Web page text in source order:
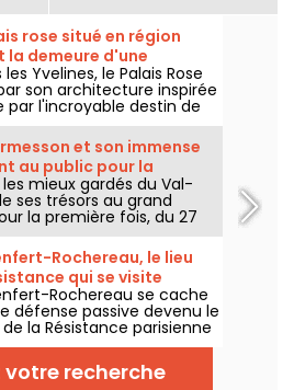
rose situé en région
demeure d'une
de la Belle Epoque
Yvelines, le Palais Rose
son architecture inspirée
par l'incroyable destin de
célèbres habitantes : la
figure excentrique de
et son immense
au public pour la
été 2026
mieux gardés du Val-
ses trésors au grand
la première fois, du 27
2026. Le Château
du XVIe siècle resté
familiale depuis des
les promeneurs à
historique et son intérieur
Rochereau, le lieu
qui se visite
Rochereau se cache
défense passive devenu le
la Résistance parisienne
lieu historique
resté inaccessible
ouvert à la visite.
votre recherche